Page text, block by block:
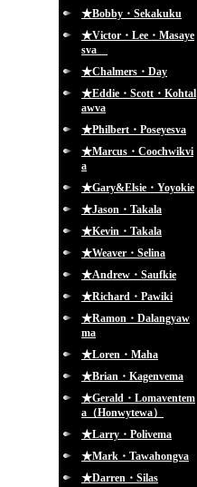
★Bobby・Sekakuku
★Victor・Lee・Masaye
sva
★Chalmers・Day
★Eddie・Scott・Kohtal
awva
★Philbert・Poseyesva
★Marcus・Coochwikvi
a
★Gary&Elsie・Yoyokie
★Jason・Takala
★Kevin・Takala
★Weaver・Selina
★Andrew・Saufkie
★Richard・Pawiki
★Ramon・Dalangyaw
ma
★Loren・Maha
★Brian・Kagenvema
★Gerald・Lomaventem
a（Honwytewa）
★Larry・Polivema
★Mark・Tawahongva
★Darren・Silas